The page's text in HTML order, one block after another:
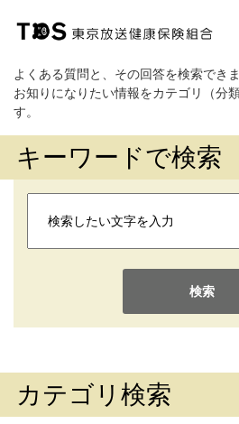
よくある質問と、その回答を検索できま
お知りになりたい情報をカテゴリ（分
す。
キーワードで検索
検索
カテゴリ検索